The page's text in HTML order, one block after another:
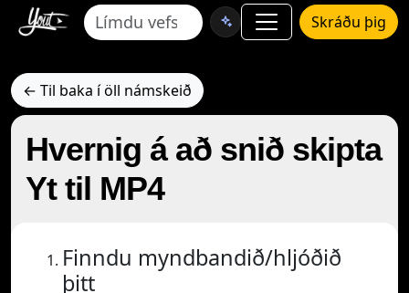
Skráðu þig
← Til baka í öll námskeið
Hvernig á að snið skipta
Yt til MP4
Finndu myndbandið/hljóðið
þitt